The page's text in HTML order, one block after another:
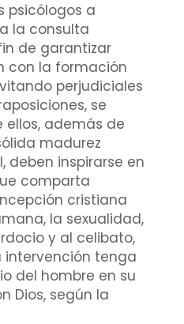
psicólogos a
la consulta
de garantizar
con la formación
perjudiciales
se
además de
madurez
deben inspirarse en
comparta
cristiana
la sexualidad,
y al celibato,
tenga
del hombre en su
Dios, según la